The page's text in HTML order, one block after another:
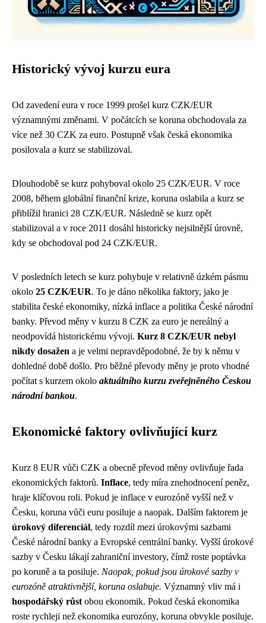
Historický vývoj kurzu eura
Od zavedení eura v roce 1999 prošel kurz CZK/EUR
významnými změnami. V počátcích se koruna obchodovala za
více než 30 CZK za euro. Postupně však česká ekonomika
posilovala a kurz se stabilizoval.
Dlouhodobě se kurz pohyboval okolo 25 CZK/EUR. V roce
2008, během globální finanční krize, koruna oslabila a kurz se
přiblížil hranici 28 CZK/EUR. Následně se kurz opět
stabilizoval a v roce 2011 dosáhl historicky nejsilnější úrovně,
kdy se obchodoval pod 24 CZK/EUR.
V posledních letech se kurz pohybuje v relativně úzkém pásmu
okolo 25 CZK/EUR. To je dáno několika faktory, jako je
stabilita české ekonomiky, nízká inflace a politika České národní
banky. Převod měny v kurzu 8 CZK za euro je nereálný a
neodpovídá historickému vývoji. Kurz 8 CZK/EUR nebyl
nikdy dosažen a je velmi nepravděpodobné, že by k němu v
dohledné době došlo. Pro běžné převody měny je proto vhodné
počítat s kurzem okolo aktuálního kurzu zveřejněného Českou
národní bankou.
Ekonomické faktory ovlivňující kurz
Kurz 8 EUR vůči CZK a obecně převod měny ovlivňuje řada
ekonomických faktorů. Inflace, tedy míra znehodnocení peněz,
hraje klíčovou roli. Pokud je inflace v eurozóně vyšší než v
Česku, koruna vůči euru posiluje a naopak. Dalším faktorem je
úrokový diferenciál, tedy rozdíl mezi úrokovými sazbami
České národní banky a Evropské centrální banky. Vyšší úrokové
sazby v Česku lákají zahraniční investory, čímž roste poptávka
po koruně a ta posiluje. Naopak, pokud jsou úrokové sazby v
eurozóně atraktivnější, koruna oslabuje. Významný vliv má i
hospodářský růst obou ekonomik. Pokud česká ekonomika
roste rychleji než ekonomika eurozóny, koruna obvykle posiluje.